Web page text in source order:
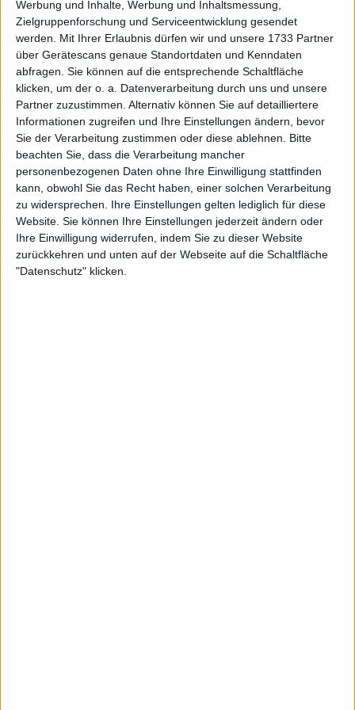
Werbung und Inhalte, Werbung und Inhaltsmessung,
Zielgruppenforschung und Serviceentwicklung gesendet
werden.
Mit Ihrer Erlaubnis dürfen wir und unsere 1733 Partner
über Gerätescans genaue Standortdaten und Kenndaten
abfragen. Sie können auf die entsprechende Schaltfläche
klicken, um der o. a. Datenverarbeitung durch uns und unsere
Partner zuzustimmen. Alternativ können Sie auf detailliertere
Informationen zugreifen und Ihre Einstellungen ändern, bevor
Sie der Verarbeitung zustimmen oder diese ablehnen.
Bitte
beachten Sie, dass die Verarbeitung mancher
personenbezogenen Daten ohne Ihre Einwilligung stattfinden
kann, obwohl Sie das Recht haben, einer solchen Verarbeitung
zu widersprechen. Ihre Einstellungen gelten lediglich für diese
Website. Sie können Ihre Einstellungen jederzeit ändern oder
Ihre Einwilligung widerrufen, indem Sie zu dieser Website
zurückkehren und unten auf der Webseite auf die Schaltfläche
"Datenschutz" klicken.
Steffi Graf, Jennifer Capriati, Lindsay Davenport,
Venus Williams, Martina Hingis, Justine Henin und
Maria Sharapova. Sechs Spielerinnen haben das
Turnier mehr als einmal gewonnen, vier von ihnen
nacheinander. Graf hält den Rekord für die meisten
Siege (4); Venus Williams hält den Rekord für die
meisten aufeinanderfolgenden Titel (3).
Ergebnisse Damen-Einzel San
Diego Open:
1984 Debbie Spence besiegt Betsy Nagelsen 6:3,
6:7(3:7), 6:4
1985 Annabel Croft besiegt Wendy Turnbull 6:0,